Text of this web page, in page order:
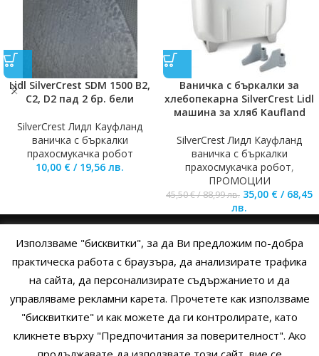
Lidl SilverCrest SDM 1500 B2,
C2, D2 пад 2 бр. бели
SilverCrest Лидл Кауфланд
ваничка с бъркалки
прахосмукачка робот
10,00 € / 19,56 лв.
Ваничка с бъркалки за
хлебопекарна SilverCrest Lidl
машина за хляб Kaufland
SilverCrest Лидл Кауфланд
ваничка с бъркалки
прахосмукачка робот,
ПРОМОЦИИ
45,50€/88,99лв. 35,00 € / 68,45
лв.
ОБЩИ УСЛОВИЯ УСЛОВИЯ И ПРАВИЛА
ПОЛИТИКА НА БИСКВИТКИТЕПОЛИТИКА ЗА ПОВЕРИТЕЛНОСТ
Използваме "бисквитки", за да Ви предложим по-добра
практическа работа с браузъра, да анализирате трафика
на сайта, да персонализирате съдържанието и да
управляваме рекламни карета. Прочетете как използваме
"бисквитките" и как можете да ги контролирате, като
кликнете върху "Предпочитания за поверителност". Ако